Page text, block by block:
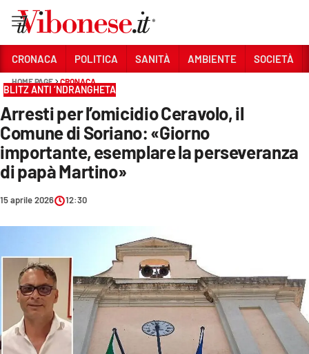
Sezioni
CRONACA
POLITICA
SANITÀ
AMBIENTE
SOCIETÀ
CULTURA
ECONOMIA E LAVORO
EVENTI
SPORT
CRONACA POLITICA SANITÀ AMBIENTE SOCIETÀ
HOME PAGE CRONACA
BLITZ ANTI ‘NDRANGHETA
Arresti per l’omicidio Ceravolo, il
Comune di Soriano: «Giorno
importante, esemplare la perseveranza
di papà Martino»
15 aprile 2026 12:30